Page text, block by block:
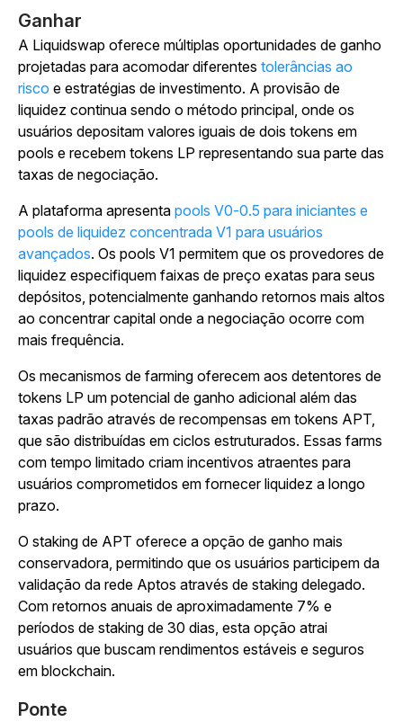
Ganhar
A Liquidswap oferece múltiplas oportunidades de ganho
projetadas para acomodar diferentes tolerâncias ao
risco e estratégias de investimento. A provisão de
liquidez continua sendo o método principal, onde os
usuários depositam valores iguais de dois tokens em
pools e recebem tokens LP representando sua parte das
taxas de negociação.
A plataforma apresenta pools V0-0.5 para iniciantes e
pools de liquidez concentrada V1 para usuários
avançados. Os pools V1 permitem que os provedores de
liquidez especifiquem faixas de preço exatas para seus
depósitos, potencialmente ganhando retornos mais altos
ao concentrar capital onde a negociação ocorre com
mais frequência.
Os mecanismos de farming oferecem aos detentores de
tokens LP um potencial de ganho adicional além das
taxas padrão através de recompensas em tokens APT,
que são distribuídas em ciclos estruturados. Essas farms
com tempo limitado criam incentivos atraentes para
usuários comprometidos em fornecer liquidez a longo
prazo.
O staking de APT oferece a opção de ganho mais
conservadora, permitindo que os usuários participem da
validação da rede Aptos através de staking delegado.
Com retornos anuais de aproximadamente 7% e
períodos de staking de 30 dias, esta opção atrai
usuários que buscam rendimentos estáveis e seguros
em blockchain.
Ponte